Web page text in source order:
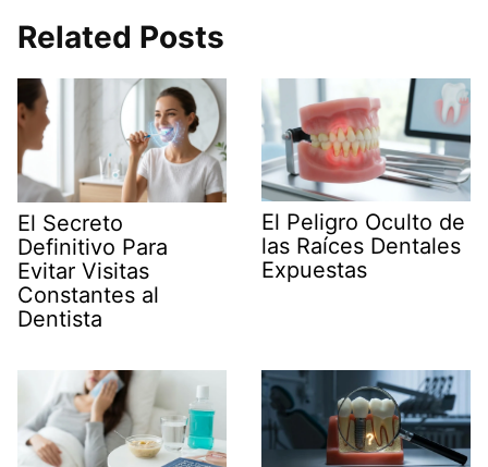
Related Posts
El Secreto
Definitivo Para
Evitar Visitas
Constantes al
Dentista
El Peligro Oculto de
las Raíces Dentales
Expuestas